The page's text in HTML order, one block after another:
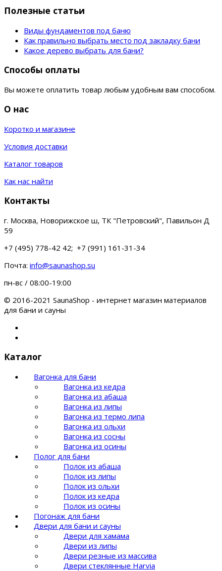
Полезные статьи
Виды фундаментов под баню
Как правильно выбрать место под закладку бани
Какое дерево выбрать для бани?
Способы оплаты
Вы можете оплатить товар любым удобным вам способом.
О нас
Коротко и магазине
Условия доставки
Каталог товаров
Как нас найти
Контакты
г. Москва, Новорижское ш, ТК "Петровский", Павильон Д
59
+7 (495) 778-42 42; +7 (991) 161-31-34
Почта: info@saunashop.su
пн-вс / 08:00-19:00
© 2016-2021 SaunaShop - интернет магазин материалов
для бани и сауны
Каталог
Вагонка для бани
Вагонка из кедра
Вагонка из абаша
Вагонка из липы
Вагонка из термо липа
Вагонка из ольхи
Вагонка из сосны
Вагонка из осины
Полог для бани
Полок из абаша
Полок из липы
Полок из ольхи
Полок из кедра
Полок из осины
Погонаж для бани
Двери для бани и сауны
Двери для хамама
Двери из липы
Двери резные из массива
Двери стеклянные Harvia